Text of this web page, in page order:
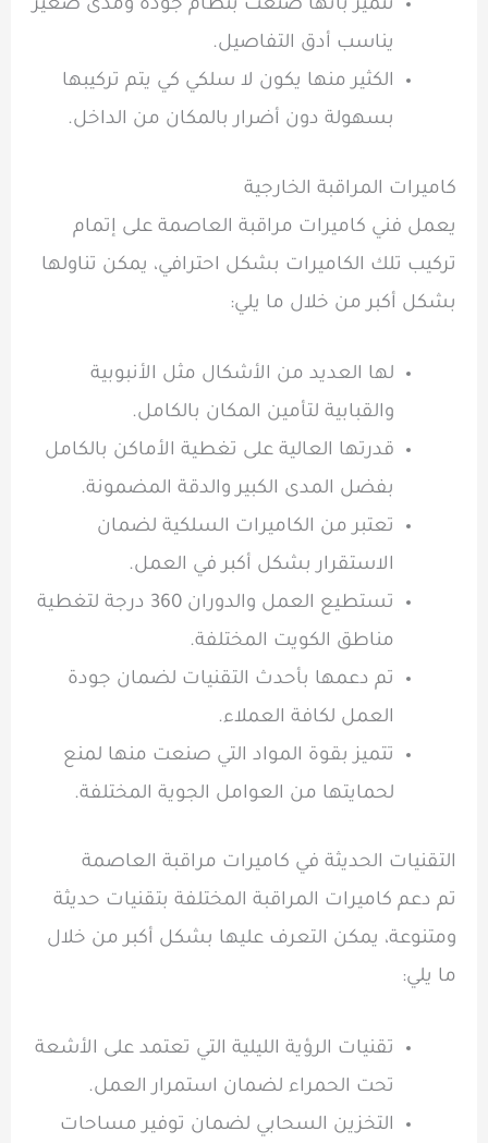
تتميز بأنها صنعت بنظام جودة ومدى صغير
يناسب أدق التفاصيل.
الكثير منها يكون لا سلكي كي يتم تركيبها
بسهولة دون أضرار بالمكان من الداخل.
كاميرات المراقبة الخارجية
يعمل فني كاميرات مراقبة العاصمة على إتمام
تركيب تلك الكاميرات بشكل احترافي، يمكن تناولها
بشكل أكبر من خلال ما يلي:
لها العديد من الأشكال مثل الأنبوبية
والقبابية لتأمين المكان بالكامل.
قدرتها العالية على تغطية الأماكن بالكامل
بفضل المدى الكبير والدقة المضمونة.
تعتبر من الكاميرات السلكية لضمان
الاستقرار بشكل أكبر في العمل.
تستطيع العمل والدوران 360 درجة لتغطية
مناطق الكويت المختلفة.
تم دعمها بأحدث التقنيات لضمان جودة
العمل لكافة العملاء.
تتميز بقوة المواد التي صنعت منها لمنع
لحمايتها من العوامل الجوية المختلفة.
التقنيات الحديثة في كاميرات مراقبة العاصمة
تم دعم كاميرات المراقبة المختلفة بتقنيات حديثة
ومتنوعة، يمكن التعرف عليها بشكل أكبر من خلال
ما يلي:
تقنيات الرؤية الليلية التي تعتمد على الأشعة
تحت الحمراء لضمان استمرار العمل.
التخزين السحابي لضمان توفير مساحات